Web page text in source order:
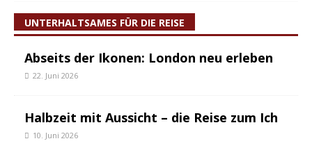
UNTERHALTSAMES FÜR DIE REISE
Abseits der Ikonen: London neu erleben
22. Juni 2026
Halbzeit mit Aussicht – die Reise zum Ich
10. Juni 2026